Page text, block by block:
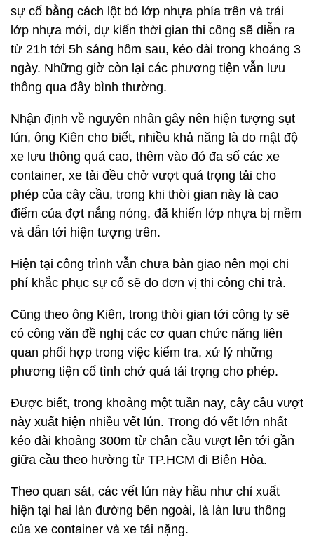
sự cố bằng cách lột bỏ lớp nhựa phía trên và trải
lớp nhựa mới, dự kiến thời gian thi công sẽ diễn ra
từ 21h tới 5h sáng hôm sau, kéo dài trong khoảng 3
ngày. Những giờ còn lại các phương tiện vẫn lưu
thông qua đây bình thường.
Nhận định về nguyên nhân gây nên hiện tượng sụt
lún, ông Kiên cho biết, nhiều khả năng là do mật độ
xe lưu thông quá cao, thêm vào đó đa số các xe
container, xe tải đều chở vượt quá trọng tải cho
phép của cây cầu, trong khi thời gian này là cao
điểm của đợt nắng nóng, đã khiến lớp nhựa bị mềm
và dẫn tới hiện tượng trên.
Hiện tại công trình vẫn chưa bàn giao nên mọi chi
phí khắc phục sự cố sẽ do đơn vị thi công chi trả.
Cũng theo ông Kiên, trong thời gian tới công ty sẽ
có công văn đề nghị các cơ quan chức năng liên
quan phối hợp trong việc kiểm tra, xử lý những
phương tiện cố tình chở quá tải trọng cho phép.
Được biết, trong khoảng một tuần nay, cây cầu vượt
này xuất hiện nhiều vết lún. Trong đó vết lớn nhất
kéo dài khoảng 300m từ chân cầu vượt lên tới gần
giữa cầu theo hường từ TP.HCM đi Biên Hòa.
Theo quan sát, các vết lún này hầu như chỉ xuất
hiện tại hai làn đường bên ngoài, là làn lưu thông
của xe container và xe tải nặng.